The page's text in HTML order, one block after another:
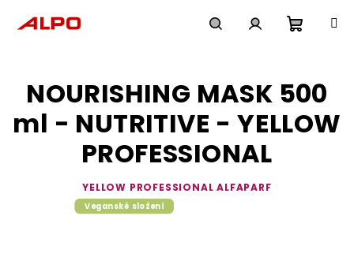
košík
NOURISHING MASK 500
ml - NUTRITIVE - YELLOW
PROFESSIONAL
YELLOW PROFESSIONAL ALFAPARF
Veganské složení